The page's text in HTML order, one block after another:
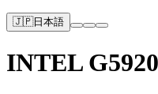
🇯🇵日本語
INTEL G5920